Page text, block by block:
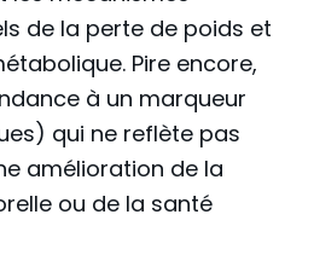
de la perte de poids et
Pire encore,
à un marqueur
qui ne reflète pas
amélioration de la
ou de la santé